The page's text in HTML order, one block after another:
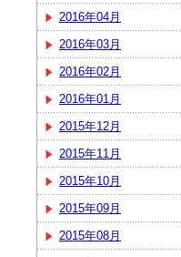
2016年04月
2016年03月
2016年02月
2016年01月
2015年12月
2015年11月
2015年10月
2015年09月
2015年08月